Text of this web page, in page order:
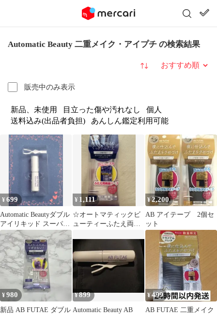
Automatic Beauty 二重メイク・アイプチ の検索結果
販売中のみ表示
並び替え
新品、未使用 目立った傷や汚れなし
個人
送料込み(出品者負担)
あんしん鑑定利用可能
¥699
Automatic Beautyダブル
アイリキッド スーパー
ハード
¥ 1,111
☆オートマティックビ
ューティーふたえ両面
¥2,200
AB アイテープ 2個セ
ット
¥980
新品 AB FUTAE ダブル
¥899
Automatic Beauty AB
¥499
AB FUTAE 二重メイク